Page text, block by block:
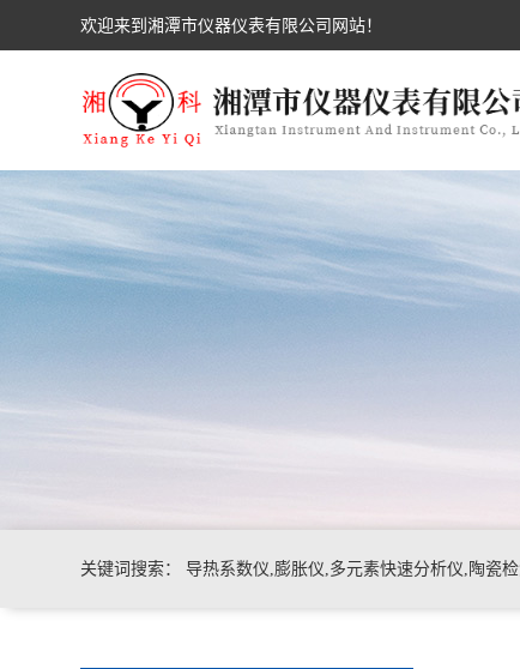
欢迎来到湘潭市仪器仪表有限公司网站！
关键词搜索： 导热系数仪,膨胀仪,多元素快速分析仪,陶瓷检测仪,玻璃耐火材料检测仪，石